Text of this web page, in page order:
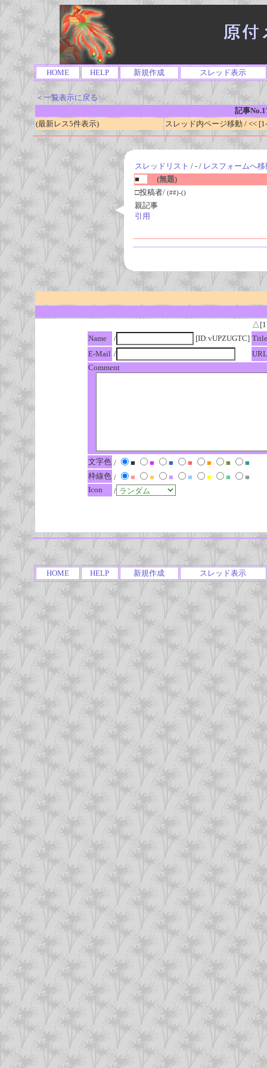
HOME HELP 新規作成 スレッド表示
＜一覧表示に戻る
記事
(最新レス5件表示)
スレッド内ページ移動 / <<
スレッドリスト / - / レスフォームへ移
■
(無題)
□投稿者/ (##)-()
親記事
引用
Name
/ [ID:vUPZUGTC] Title
E-Mail /
URL
Comment
文字色 / ■ ■ ■ ■ ■ ■
■
枠線色 / ■ ■ ■ ■ ■ ■
■
Icon
/
HOME HELP 新規作成 スレッド表示